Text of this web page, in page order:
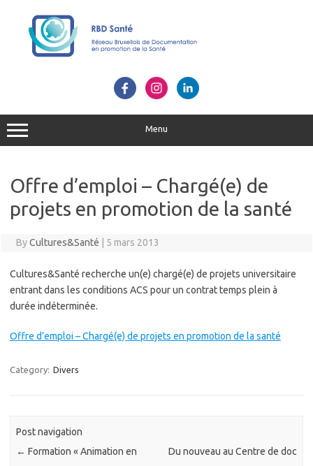
Menu
Offre d’emploi – Chargé(e) de
projets en promotion de la santé
ByCultures&Santé 5 mars 2013
Cultures&Santé recherche un(e) chargé(e) de projets universitaire
entrant dans les conditions ACS pour un contrat temps plein à
durée indéterminée.
Offre d’emploi – Chargé(e) de projets en promotion de la santé
Category: Divers
Post navigation
← Formation « Animation en
Du nouveau au Centre de doc